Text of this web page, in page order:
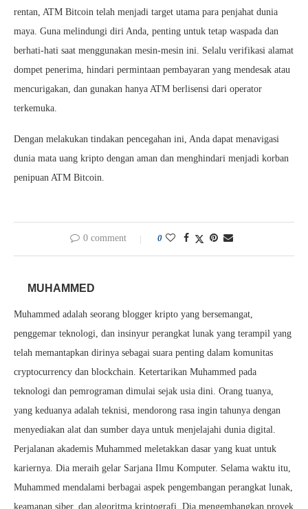
rentan, ATM Bitcoin telah menjadi target utama para penjahat dunia
maya. Guna melindungi diri Anda, penting untuk tetap waspada dan
berhati-hati saat menggunakan mesin-mesin ini. Selalu verifikasi alamat
dompet penerima, hindari permintaan pembayaran yang mendesak atau
mencurigakan, dan gunakan hanya ATM berlisensi dari operator
terkemuka.
Dengan melakukan tindakan pencegahan ini, Anda dapat menavigasi
dunia mata uang kripto dengan aman dan menghindari menjadi korban
penipuan ATM Bitcoin.
0 comment 0
MUHAMMED
Muhammed adalah seorang blogger kripto yang bersemangat,
penggemar teknologi, dan insinyur perangkat lunak yang terampil yang
telah memantapkan dirinya sebagai suara penting dalam komunitas
cryptocurrency dan blockchain. Ketertarikan Muhammed pada
teknologi dan pemrograman dimulai sejak usia dini. Orang tuanya,
yang keduanya adalah teknisi, mendorong rasa ingin tahunya dengan
menyediakan alat dan sumber daya untuk menjelajahi dunia digital.
Perjalanan akademis Muhammed meletakkan dasar yang kuat untuk
kariernya. Dia meraih gelar Sarjana Ilmu Komputer. Selama waktu itu,
Muhammed mendalami berbagai aspek pengembangan perangkat lunak,
keamanan siber, dan algoritma kriptografi. Dia mengembangkan proyek